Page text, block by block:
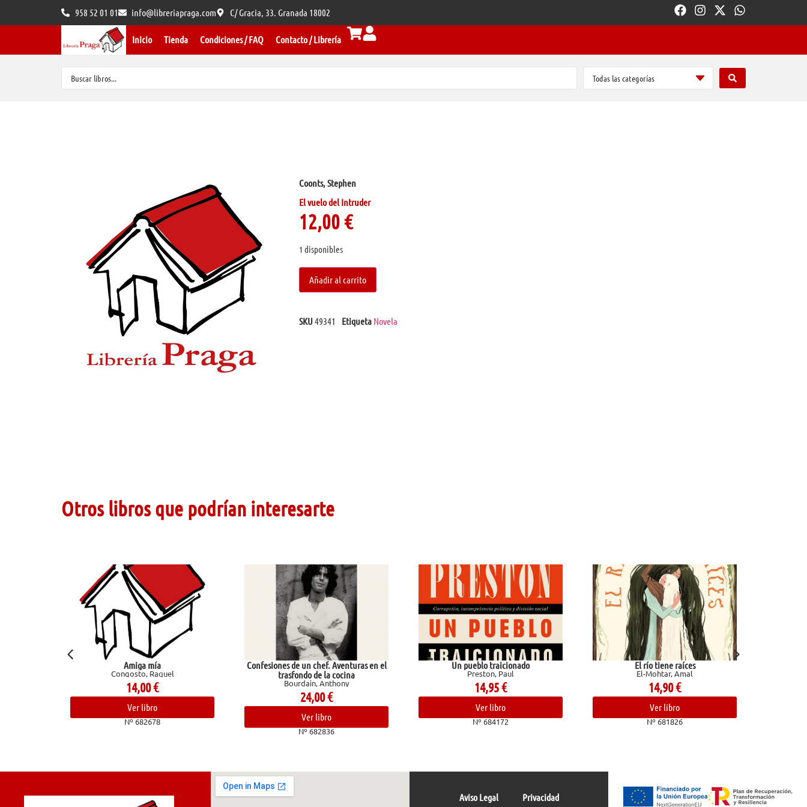
958 52 01 01 info@libreriapraga.com C/ Gracia, 33. Granada 18002
Inicio Tienda Condiciones / FAQ Contacto / Librería
Todas las categorías
Coonts, Stephen
El vuelo del Intruder
12,00€
1 disponibles
Añadir al carrito
SKU49341 Etiqueta Novela
Otros libros que podrían interesarte
Amiga mía
Congosto, Raquel
14,00€
Ver libro
Nº 682678
Confesiones de un chef. Aventuras en el
trasfondo de la cocina
Bourdain, Anthony
24,00€
Ver libro
Nº 682836
Un pueblo traicionado
Preston, Paul
14,95€
Ver libro
Nº 684172
El río tiene raíces
El-Mohtar, Amal
14,90€
Ver libro
Nº 681826
Aviso Legal Privacidad